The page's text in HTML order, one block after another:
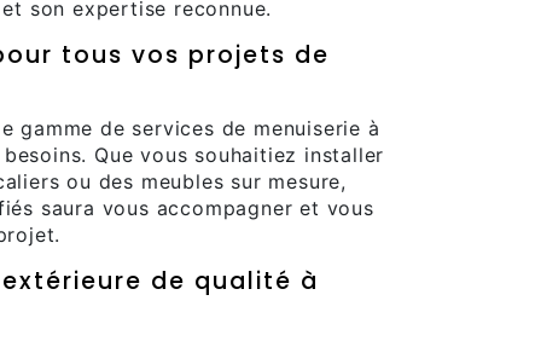
son expertise reconnue.
tous vos projets de
gamme de services de menuiserie à
Que vous souhaitiez installer
ou des meubles sur mesure,
saura vous accompagner et vous
de qualité à